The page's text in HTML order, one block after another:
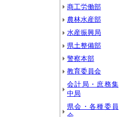
商工労働部
農林水産部
水産振興局
県土整備部
警察本部
教育委員会
会計局・庶務集
中局
県会・各種委員
会